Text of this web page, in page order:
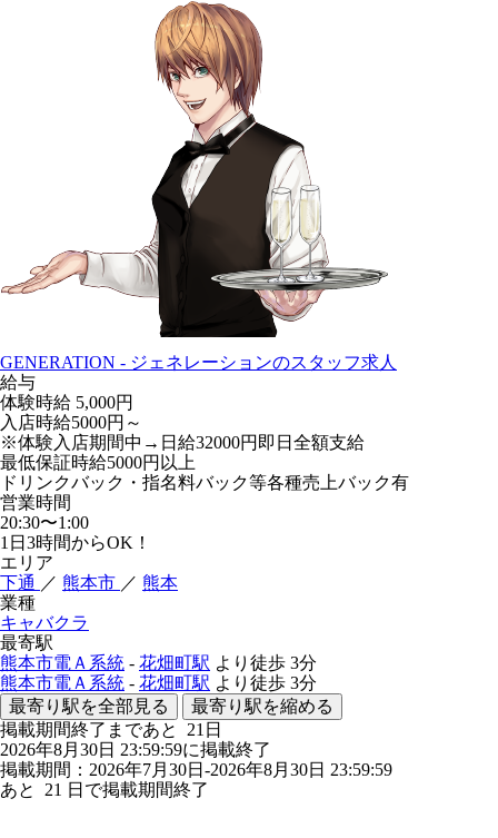
GENERATION - ジェネレーションのスタッフ求人
給与
体験時給 5,000円
入店時給5000円～
※体験入店期間中→日給32000円即日全額支給
最低保証時給5000円以上
ドリンクバック・指名料バック等各種売上バック有
営業時間
20:30〜1:00
1日3時間からOK！
エリア
下通 ／ 熊本市 ／ 熊本
業種
キャバクラ
最寄駅
熊本市電Ａ系統 - 花畑町駅 より徒歩 3分
熊本市電Ａ系統 - 花畑町駅 より徒歩 3分
最寄り駅を全部見る
最寄り駅を縮める
掲載期間終了まであと 21 日
2026年8月30日 23:59:59に掲載終了
掲載期間：2026年7月30日-2026年8月30日 23:59:59
あと 21 日で掲載期間終了